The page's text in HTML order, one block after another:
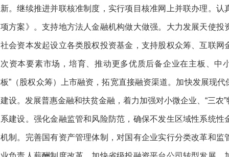
新。继续推进并联核准制度，实行项目核准网上并联办理。
项方案》。支持地方法人金融机构做大做强。大力发展天使
社会资本发起设立各类股权投资基金，支持股权众筹、互联
次资本要素市场，培育、推动更多优质后备企业在主板、中
板”（股权众筹）上市融资，拓宽直接融资渠道。加快发展现
建设。发展普惠金融和扶贫金融，着力加强对小微企业、“三农
系建设。强化金融监管和风险防范，确保不发生区域性系统
机制。完善国有资产管理体制，对国有企业实行分类改革和